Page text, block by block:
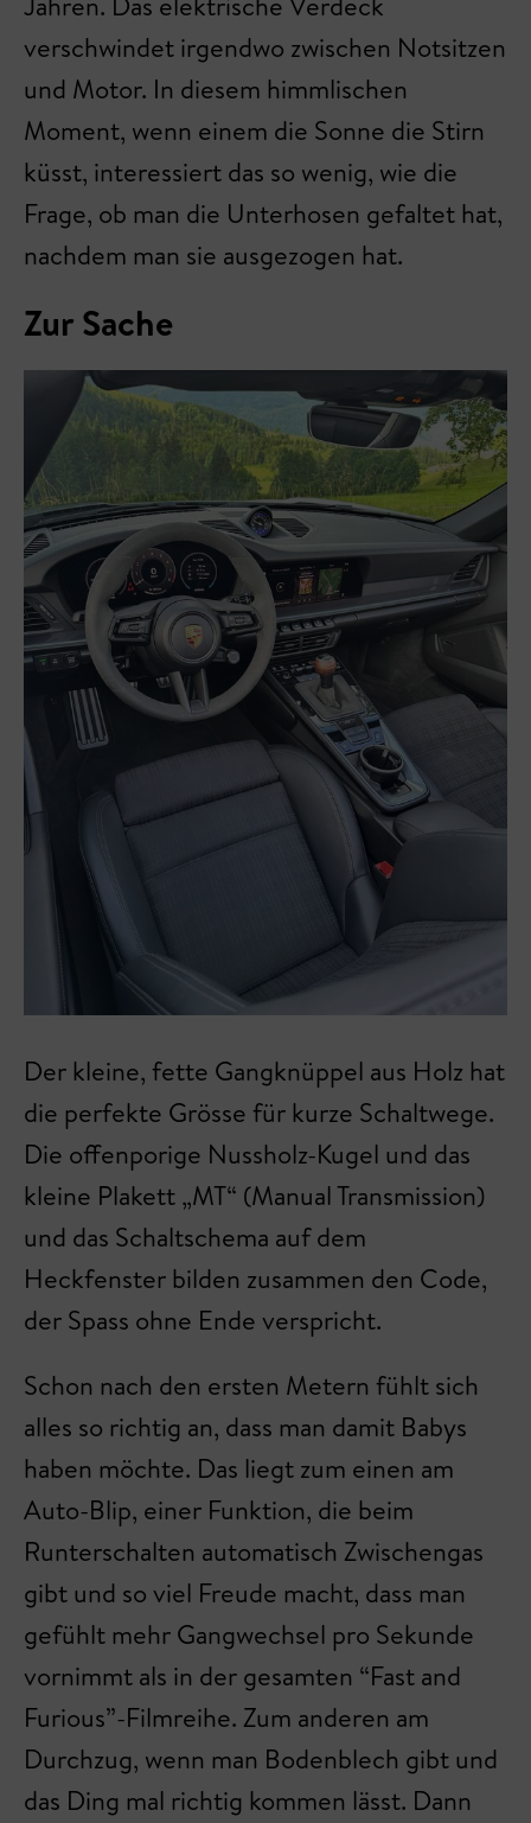
verschwindet irgendwo zwischen Notsitzen
und Motor. In diesem himmlischen
Moment, wenn einem die Sonne die Stirn
küsst, interessiert das so wenig, wie die
Frage, ob man die Unterhosen gefaltet hat,
nachdem man sie ausgezogen hat.
Zur Sache
Der kleine, fette Gangknüppel aus Holz hat
die perfekte Grösse für kurze Schaltwege.
Die offenporige Nussholz-Kugel und das
kleine Plakett „MT“ (Manual Transmission)
und das Schaltschema auf dem
Heckfenster bilden zusammen den Code,
der Spass ohne Ende verspricht.
Schon nach den ersten Metern fühlt sich
alles so richtig an, dass man damit Babys
haben möchte. Das liegt zum einen am
Auto-Blip, einer Funktion, die beim
Runterschalten automatisch Zwischengas
gibt und so viel Freude macht, dass man
gefühlt mehr Gangwechsel pro Sekunde
vornimmt als in der gesamten “Fast and
Furious”-Filmreihe. Zum anderen am
Durchzug, wenn man Bodenblech gibt und
das Ding mal richtig kommen lässt. Dann